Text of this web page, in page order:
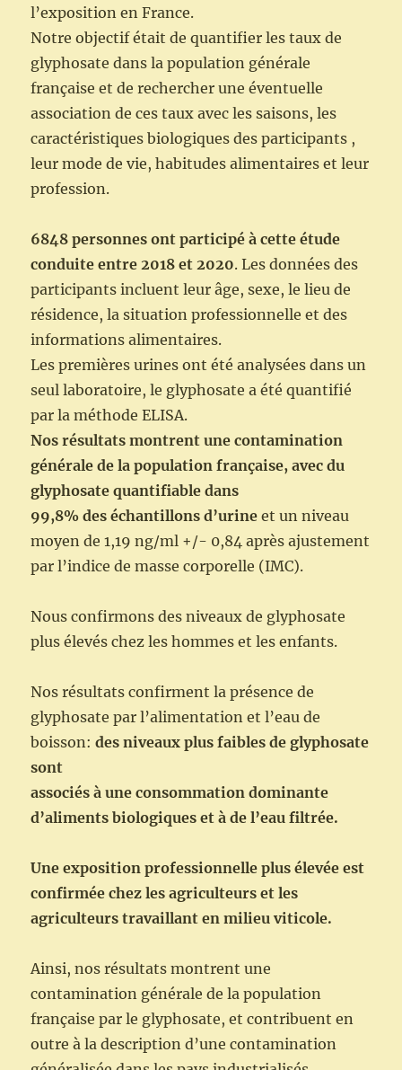
l’exposition en France.
Notre objectif était de quantifier les taux de
glyphosate dans la population générale
française et de rechercher une éventuelle
association de ces taux avec les saisons, les
caractéristiques biologiques des participants ,
leur mode de vie, habitudes alimentaires et leur
profession.
6848 personnes ont participé à cette étude
conduite entre 2018 et 2020. Les données des
participants incluent leur âge, sexe, le lieu de
résidence, la situation professionnelle et des
informations alimentaires.
Les premières urines ont été analysées dans un
seul laboratoire, le glyphosate a été quantifié
par la méthode ELISA.
Nos résultats montrent une contamination
générale de la population française, avec du
glyphosate quantifiable dans
99,8% des échantillons d’urine et un niveau
moyen de 1,19 ng/ml +/- 0,84 après ajustement
par l’indice de masse corporelle (IMC).
Nous confirmons des niveaux de glyphosate
plus élevés chez les hommes et les enfants.
Nos résultats confirment la présence de
glyphosate par l’alimentation et l’eau de
boisson:des niveaux plus faibles de glyphosate
sont
associés à une consommation dominante
d’aliments biologiques et à de l’eau filtrée.
Une exposition professionnelle plus élevée est
confirmée chez les agriculteurs et les
agriculteurs travaillant en milieu viticole.
Ainsi, nos résultats montrent une
contamination générale de la population
française par le glyphosate, et contribuent en
outre à la description d’une contamination